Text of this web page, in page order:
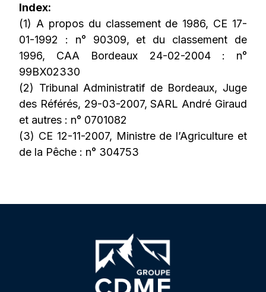
Index:
(1) A propos du classement de 1986, CE 17-
01-1992 : n° 90309, et du classement de
1996, CAA Bordeaux 24-02-2004 : n°
99BX02330
(2) Tribunal Administratif de Bordeaux, Juge
des Référés, 29-03-2007, SARL André Giraud
et autres : n° 0701082
(3) CE 12-11-2007, Ministre de l’Agriculture et
de la Pêche : n° 304753